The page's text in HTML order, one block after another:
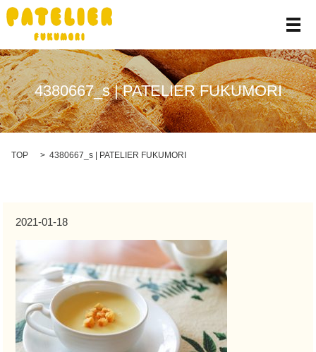
メ
4380667_s | PATELIER FUKUMORI
TOP 4380667_s | PATELIER FUKUMORI
2021-01-18